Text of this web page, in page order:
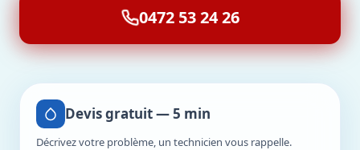
0472 53 24 26
Devis gratuit — 5 min
Décrivez votre problème, un technicien vous rappelle.